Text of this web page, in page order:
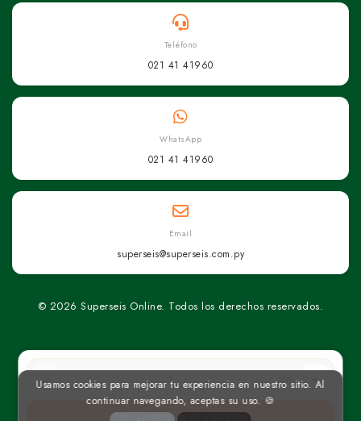
un
Teléfono
021 41 41960
WhatsApp
021 41 41960
Email
superseis@superseis.com.py
© 2026 Superseis Online. Todos los derechos reservados.
Usamos cookies para mejorar tu experiencia en nuestro sitio. Al
continuar navegando, aceptas su uso. 🍪